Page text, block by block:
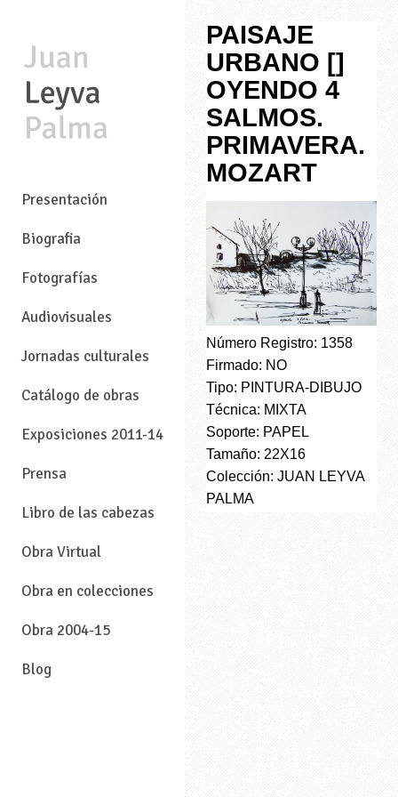
Presentación
Biografia
Fotografías
Audiovisuales
Jornadas culturales
Catálogo de obras
Exposiciones 2011-14
Prensa
Libro de las cabezas
Obra Virtual
Obra en colecciones
Obra 2004-15
Blog
PAISAJE
URBANO []
OYENDO 4
SALMOS.
PRIMAVERA.
MOZART
Número Registro: 1358
Firmado: NO
Tipo: PINTURA-DIBUJO
Técnica: MIXTA
Soporte: PAPEL
Tamaño: 22X16
Colección: JUAN LEYVA
PALMA